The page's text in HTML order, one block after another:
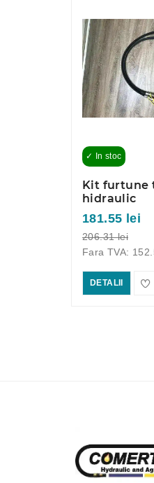
✓ In stoc
Kit furtune
hidraulic
181.55 lei
206.31 lei
Fara TVA:
DETALII